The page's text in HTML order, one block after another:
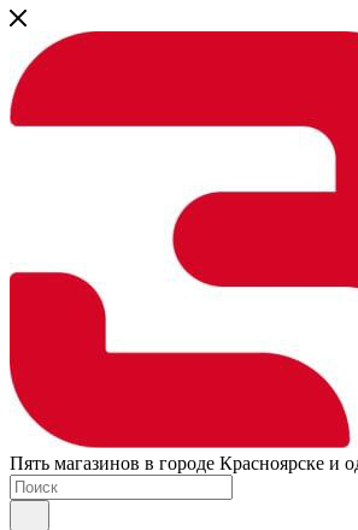
Пять магазинов в городе Красноярске и